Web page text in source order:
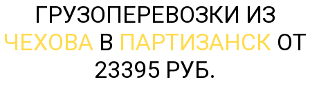
ГРУЗОПЕРЕВОЗКИ ИЗ
ЧЕХОВА В ПАРТИЗАНСК ОТ
23395 РУБ.